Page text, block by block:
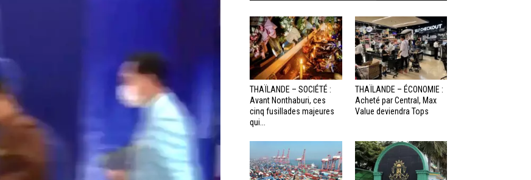
THAÏLANDE – SOCIÉTÉ :
Avant Nonthaburi, ces
cinq fusillades majeures
qui...
THAÏLANDE – ÉCONOMIE :
Acheté par Central, Max
Value deviendra Tops